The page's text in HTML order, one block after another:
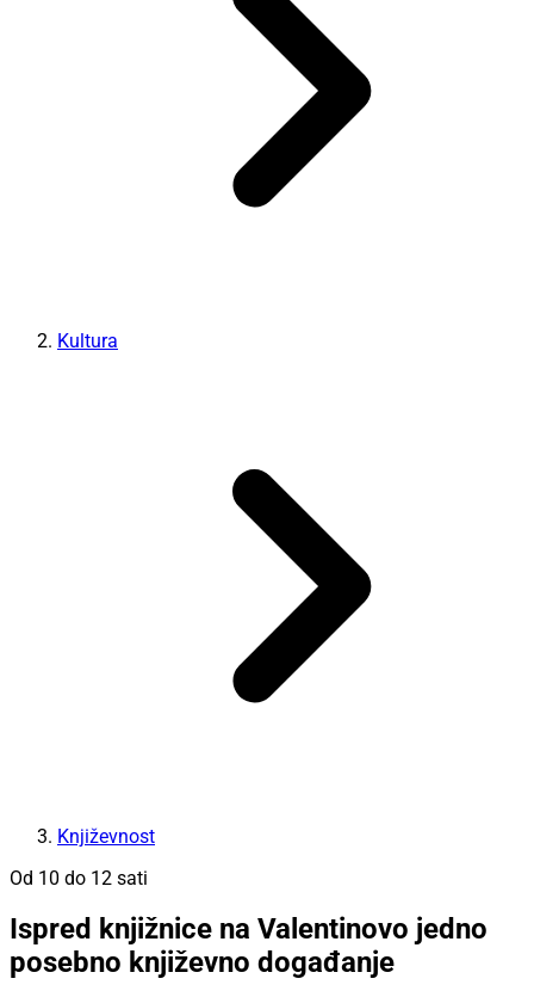
Kultura
Književnost
Od 10 do 12 sati
Ispred knjižnice na Valentinovo jedno
posebno književno događanje